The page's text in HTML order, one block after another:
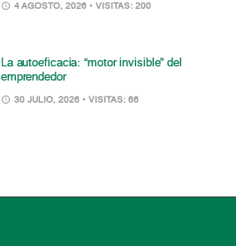
4 AGOSTO, 2026 • VISITAS: 200
La autoeficacia: “motor invisible” del
emprendedor
30 JULIO, 2026 • VISITAS: 66